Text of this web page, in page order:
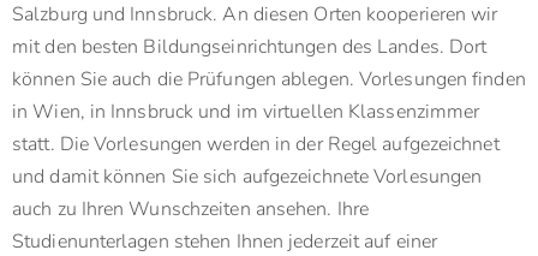
Salzburg und Innsbruck. An diesen Orten kooperieren wir
mit den besten Bildungseinrichtungen des Landes. Dort
können Sie auch die Prüfungen ablegen. Vorlesungen finden
in Wien, in Innsbruck und im virtuellen Klassenzimmer
statt. Die Vorlesungen werden in der Regel aufgezeichnet
und damit können Sie sich aufgezeichnete Vorlesungen
auch zu Ihren Wunschzeiten ansehen. Ihre
Studienunterlagen stehen Ihnen jederzeit auf einer